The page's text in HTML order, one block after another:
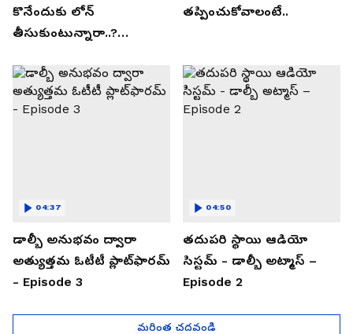
కొనేందుకు లోన్
తీసుకుంటున్నారా..?
తెలుసుకోండి..!
తప్పించుకోవాలంటే..
డాల్బీ అనుభవం ద్వారా
అత్యుత్తమ ఓటీటీ ప్లాట్‌ఫారమ్
- Episode 3
04:37
తదుపరి స్థాయి ఆడియో
సిస్టమ్ - డాల్బీ అట్మాస్ –
Episode 2
04:50
మరింత చదవండి